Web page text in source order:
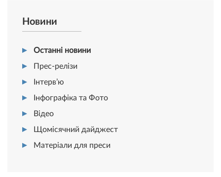
Новини
Останні новини
Прес-релізи
Інтерв’ю
Інфографіка та Фото
Відео
Щомісячний дайджест
Матеріали для преси